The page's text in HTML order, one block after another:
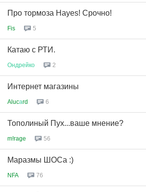
Про тормоза Hayes! Срочно!
Fis 5
Катаю с РТИ.
Ондрейко 2
Интернет магазины
Alucаrd 6
Тополиный Пух...ваше мнение?
m!rage 56
Маразмы ШОСа :)
NFA 76